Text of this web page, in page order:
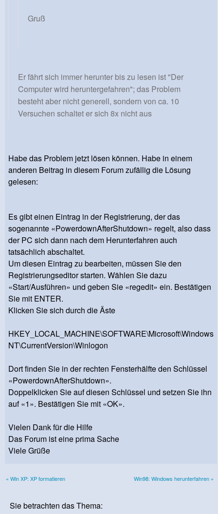
Gruß
Er fährt sich immer herunter bis zu lesen ist "Der
Computer wird heruntergefahren"; das Problem
besteht aber nicht generell, sondern von ca. 10
Versuchen schaltet er sich 8x nicht aus
Habe das Problem jetzt lösen können. Habe in einem
anderen Beitrag in diesem Forum zufällig die Lösung
gelesen:
Es gibt einen Eintrag in der Registrierung, der das
sogenannte «PowerdownAfterShutdown» regelt, also dass
der PC sich dann nach dem Herunterfahren auch
tatsächlich abschaltet.
Um diesen Eintrag zu bearbeiten, müssen Sie den
Registrierungseditor starten. Wählen Sie dazu
«Start/Ausführen» und geben Sie «regedit» ein. Bestätigen
Sie mit ENTER.
Klicken Sie sich durch die Äste
HKEY_LOCAL_MACHINE\SOFTWARE\Microsoft\Windows
NT\CurrentVersion\Winlogon
Dort finden Sie in der rechten Fensterhälfte den Schlüssel
«PowerdownAfterShutdown».
Doppelklicken Sie auf diesen Schlüssel und setzen Sie ihn
auf «1». Bestätigen Sie mit «OK».
Vielen Dank für die Hilfe
Das Forum ist eine prima Sache
Viele Grüße
« Win XP: XP formatieren Win98: Windows herunterfahren »
Sie betrachten das Thema: